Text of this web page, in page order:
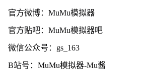
官方微博：MuMu模拟器
官方贴吧：MuMu模拟器吧
微信公众号：gs_163
B站号：MuMu模拟器-Mu酱